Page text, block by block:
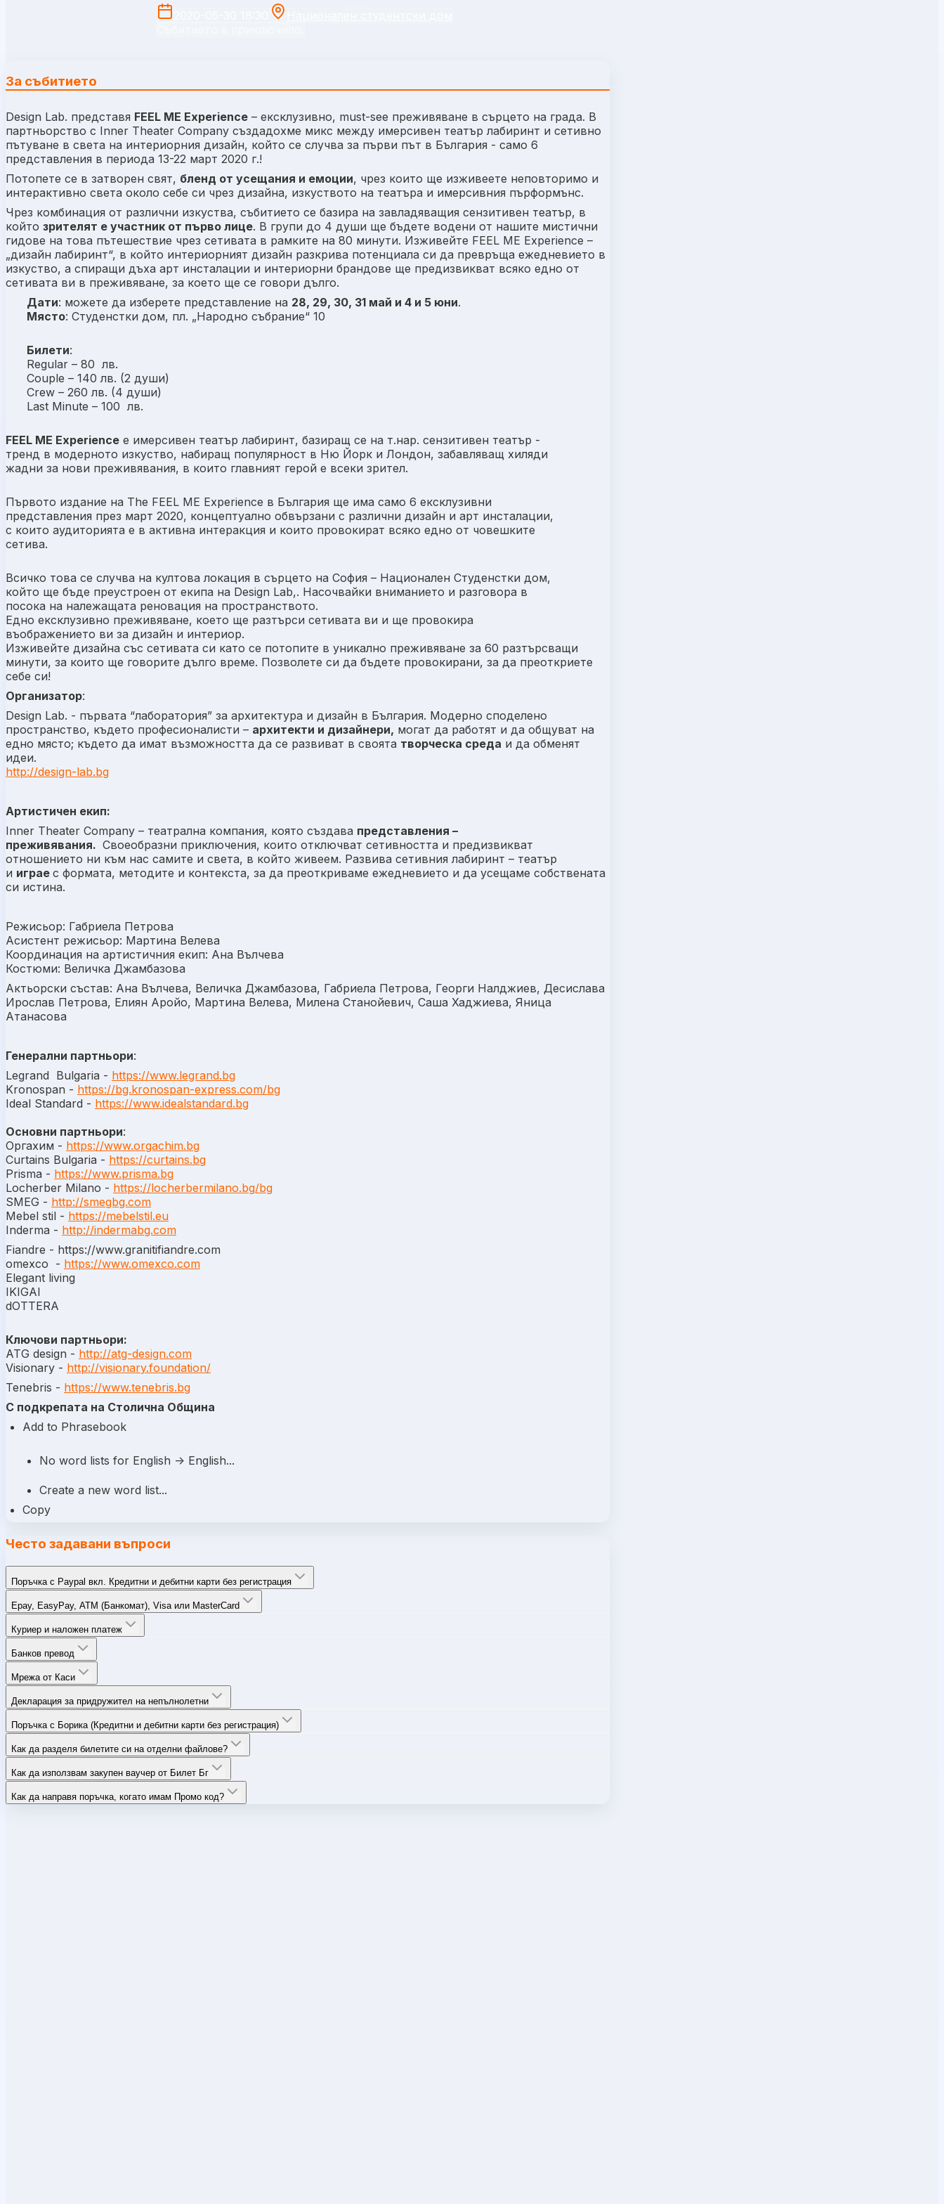
За събитието
Design Lab. представя FEEL ME Experience – ексклузивно, must-see преживяване в сърцето на града. В
партньорство с Inner Theater Company създадохме микс между имерсивен театър лабиринт и сетивно
пътуване в света на интериорния дизайн, който се случва за първи път в България - само 6
представления в периода 13-22 март 2020 г.!
Потопете се в затворен свят, бленд от усещания и емоции, чрез които ще изживеете неповторимо и
интерактивно света около себе си чрез дизайна, изкуството на театъра и имерсивния пърформънс.
Чрез комбинация от различни изкуства, събитието се базира на завладяващия сензитивен театър, в
който зрителят е участник от първо лице. В групи до 4 души ще бъдете водени от нашите мистични
гидове на това пътешествие чрез сетивата в рамките на 80 минути. Изживейте FEEL ME Experience –
„дизайн лабиринт“, в който интериорният дизайн разкрива потенциала си да превръща ежедневието в
изкуство, а спиращи дъха арт инсталации и интериорни брандове ще предизвикват всяко едно от
сетивата ви в преживяване, за което ще се говори дълго.
Дати: можете да изберете представление на 28, 29, 30, 31 май и 4 и 5 юни.
Място: Студенстки дом, пл. „Народно събрание“ 10
Билети:
Regular – 80 лв.
Couple – 140 лв. (2 души)
Crew – 260 лв. (4 души)
Last Minute – 100 лв.
FEEL ME Experience е имерсивен театър лабиринт, базиращ се на т.нар. сензитивен театър -
тренд в модерното изкуство, набиращ популярност в Ню Йорк и Лондон, забавляващ хиляди
жадни за нови преживявания, в които главният герой е всеки зрител.
Първото издание на Тhe FEEL ME Experience в България ще има само 6 ексклузивни
представления през март 2020, концептуално обвързани с различни дизайн и арт инсталации,
с които аудиторията е в активна интеракция и които провокират всяко едно от човешките
сетива.
Всичко това се случва на култова локация в сърцето на София – Национален Студенстки дом,
който ще бъде преустроен от екипа на Design Lab,. Насочвайки вниманието и разговора в
посока на належащата реновация на пространството.
Едно ексклузивно преживяване, което ще разтърси сетивата ви и ще провокира
въображението ви за дизайн и интериор.
Изживейте дизайна със сетивата си като се потопите в уникално преживяване за 60 разтърсващи
минути, за които ще говорите дълго време. Позволете си да бъдете провокирани, за да преоткриете
себе си!
Организатор:
Design Lab. - първата “лаборатория” за архитектура и дизайн в България. Mодерно споделено
пространство, където професионалисти – архитекти и дизайнери, могат да работят и да общуват на
едно място; където да имат възможността да се развиват в своята творческа среда и да обменят
идеи.
http://design-lab.bg
Артистичен екип:
Inner Theater Company – театрална компания, която създава представления –
преживявания. Своеобразни приключения, които отключват сетивността и предизвикват
отношението ни към нас самите и света, в който живеем. Развива сетивния лабиринт – театър
и играе с формата, методите и контекста, за да преоткриваме ежедневието и да усещаме собствената
си истина.
Режисьор: Габриела Петрова
Асистент режисьор: Мартина Велева
Координация на артистичния екип: Ана Вълчева
Костюми: Величка Джамбазова
Актьорски състав: Ана Вълчева, Величка Джамбазова, Габриела Петрова, Георги Налджиев, Десислава
Ирослав Петрова, Елиян Аройо, Мартина Велева, Милена Станойевич, Саша Хаджиева, Яница
Атанасова
Генерални партньори:
Legrand Bulgaria - https://www.legrand.bg
Kronospan - https://bg.kronospan-express.com/bg
Ideal Standard - https://www.idealstandard.bg
Основни партньори:
Оргахим - https://www.orgachim.bg
Curtains Bulgaria - https://curtains.bg
Prisma - https://www.prisma.bg
Locherber Milano - https://locherbermilano.bg/bg
SMEG - http://smegbg.com
Mebel stil - https://mebelstil.eu
Inderma - http://indermabg.com
Fiandre - https://www.granitifiandre.com
omexco - https://www.omexco.com
Elegant living
IKIGAI
dOTTERA
Ключови партньори:
ATG design - http://atg-design.com
Visionary - http://visionary.foundation/
Tenebris - https://www.tenebris.bg
С подкрепата на Столична Община
Add to Phrasebook
No word lists for English -> English...
Create a new word list...
Copy
Често задавани въпроси
Поръчка с Paypal вкл. Кредитни и дебитни карти без регистрация
Epay, EasyPay, ATM (Банкомат), Visa или MasterCard
Куриер и наложен платеж
Банков превод
Мрежа от Каси
Декларация за придружител на непълнолетни
Поръчка с Борика (Кредитни и дебитни карти без регистрация)
Как да разделя билетите си на отделни файлове?
Как да използвам закупен ваучер от Билет Бг
Как да направя поръчка, когато имам Промо код?